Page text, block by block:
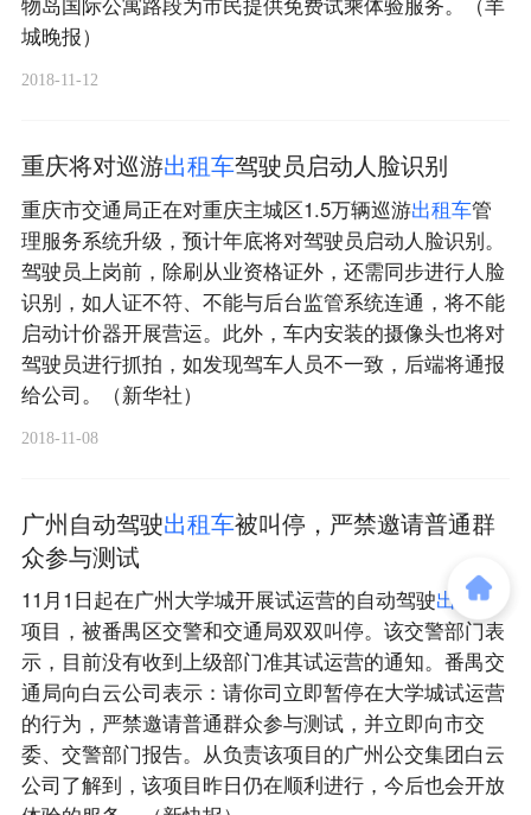
城晚报）
2018-11-12
重庆将对巡游出租车驾驶员启动人脸识别
重庆市交通局正在对重庆主城区1.5万辆巡游出租车管
理服务系统升级，预计年底将对驾驶员启动人脸识别。
驾驶员上岗前，除刷从业资格证外，还需同步进行人脸
识别，如人证不符、不能与后台监管系统连通，将不能
启动计价器开展营运。此外，车内安装的摄像头也将对
驾驶员进行抓拍，如发现驾车人员不一致，后端将通报
给公司。（新华社）
2018-11-08
广州自动驾驶出租车被叫停，严禁邀请普通群
众参与测试
11月1日起在广州大学城开展试运营的自动驾驶出 租车
项目，被番禺区交警和交通局双双叫停。该交警部门表
示，目前没有收到上级部门准其试运营的通知。番禺交
通局向白云公司表示：请你司立即暂停在大学城试运营
的行为，严禁邀请普通群众参与测试，并立即向市交
委、交警部门报告。从负责该项目的广州公交集团白云
公司了解到，该项目昨日仍在顺利进行，今后也会开放